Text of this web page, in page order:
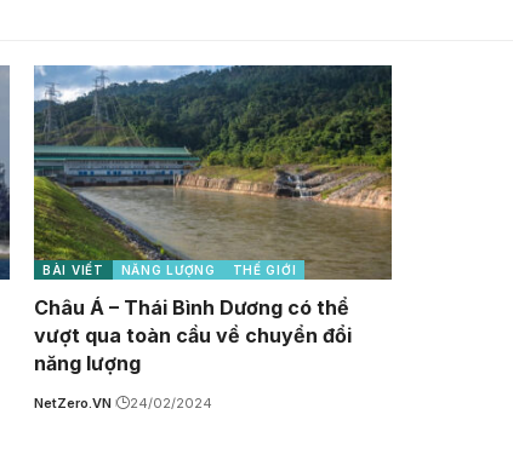
BÀI VIẾT NĂNG LƯỢNG THẾ GIỚI
Châu Á – Thái Bình Dương có thể
vượt qua toàn cầu về chuyển đổi
năng lượng
NetZero.VN 24/02/2024